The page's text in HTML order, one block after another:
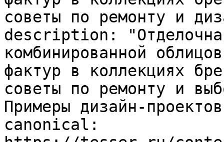
советы по ремонту и
description:
комбинированной
фактур в коллекциях
советы по ремонту и
Примеры дизайн-
canonical: